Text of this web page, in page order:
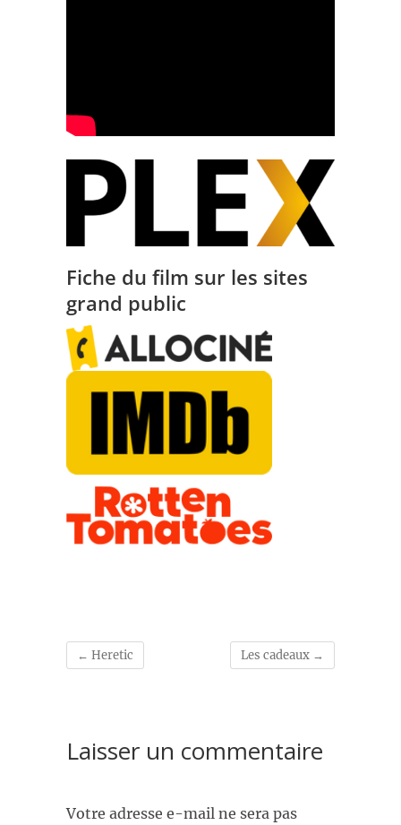
Fiche du film sur les sites
grand public
← Heretic Les cadeaux →
Laisser un commentaire
Votre adresse e-mail ne sera pas